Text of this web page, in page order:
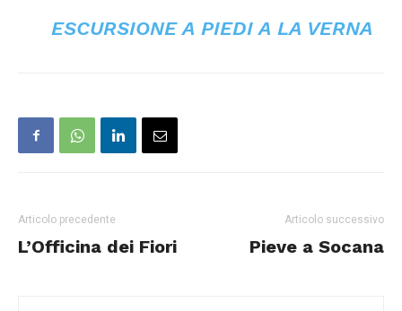
ESCURSIONE A PIEDI A LA VERNA
Articolo precedente
L’Officina dei Fiori
Articolo successivo
Pieve a Socana